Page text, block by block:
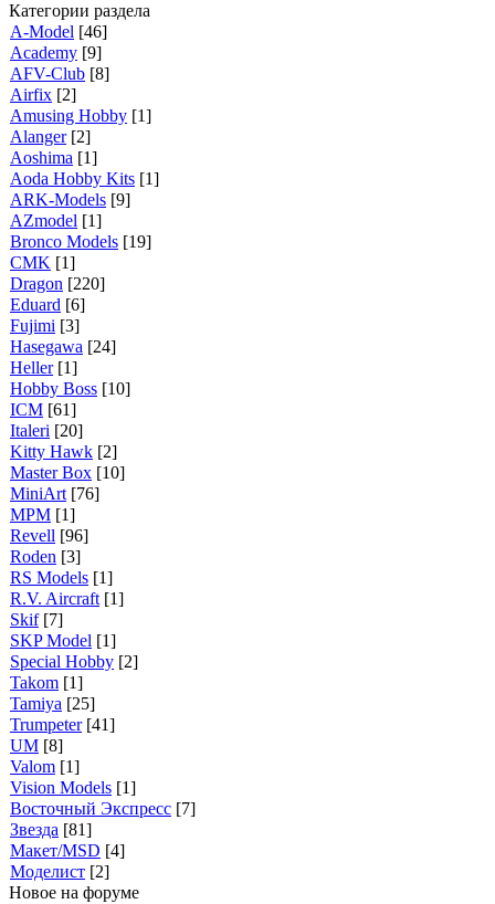
Категории раздела
A-Model [46]
Academy [9]
AFV-Club [8]
Airfix [2]
Amusing Hobby [1]
Alanger [2]
Aoshima [1]
Aoda Hobby Kits [1]
ARK-Models [9]
AZmodel [1]
Bronco Models [19]
CMK [1]
Dragon [220]
Eduard [6]
Fujimi [3]
Hasegawa [24]
Heller [1]
Hobby Boss [10]
ICM [61]
Italeri [20]
Kitty Hawk [2]
Master Box [10]
MiniArt [76]
MPM [1]
Revell [96]
Roden [3]
RS Models [1]
R.V. Aircraft [1]
Skif [7]
SKP Model [1]
Special Hobby [2]
Takom [1]
Tamiya [25]
Trumpeter [41]
UM [8]
Valom [1]
Vision Models [1]
Восточный Экспресс [7]
Звезда [81]
Макет/MSD [4]
Моделист [2]
Новое на форуме